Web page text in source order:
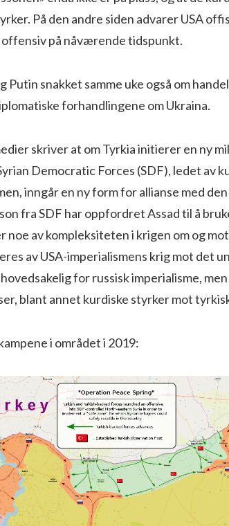
På den andre siden advarer USA
på nåværende tidspunkt.
Putin snakket samme uke også om
forhandlingene om Ukraina.
skriver at om Tyrkia initierer en ny
Democratic Forces (SDF), ledet av
inngår en ny form for allianse med
fra SDF har oppfordret Assad til å
noe av kompleksiteten i krigen om og
av USA-imperialismens krig mot det
for russisk imperialisme,
blant annet kurdiske styrker mot
i området i 2019: